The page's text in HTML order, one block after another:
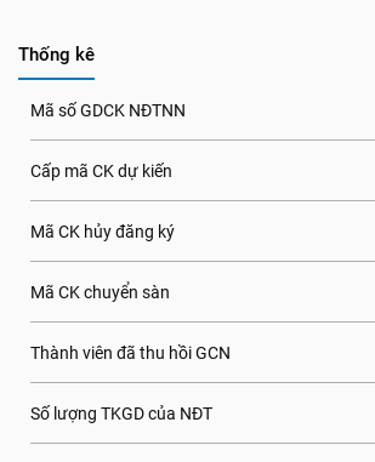
Thống kê
Mã số GDCK NĐTNN
Cấp mã CK dự kiến
Mã CK hủy đăng ký
Mã CK chuyển sàn
Thành viên đã thu hồi GCN
Số lượng TKGD của NĐT